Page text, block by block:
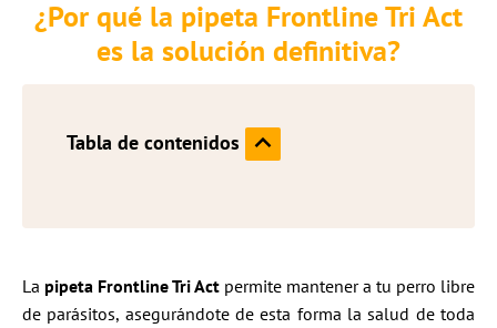
¿Por qué la pipeta Frontline Tri Act
es la solución definitiva?
Tabla de contenidos
La pipeta Frontline Tri Act permite mantener a tu perro libre
de parásitos, asegurándote de esta forma la salud de toda